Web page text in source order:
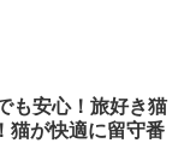
も安心！旅好き猫
猫が快適に留守番